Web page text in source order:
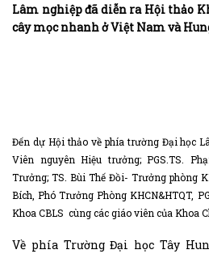
Lâm nghiệp đã diễn ra Hội thảo
cây mọc nhanh ở Việt Nam và
Đến dự Hội thảo về phía trường Đại học
Viên nguyên Hiệu trưởng; PGS.TS.
Trưởng; TS. Bùi Thế Đồi- Trưởng phòng
Bích, Phó Trưởng Phòng KHCN&HTQT,
Khoa CBLS cùng các giáo viên của Khoa
Về phía Trường Đại học Tây